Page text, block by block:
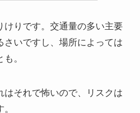
けりです。交通量の多い主要
さいですし、場所によっては
。
はそれで怖いので、リスクは